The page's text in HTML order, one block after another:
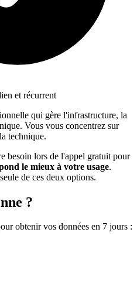
et récurrent
qui gère l'infrastructure, la
Vous vous concentrez sur
technique.
besoin lors de l'appel gratuit pour
le mieux à votre usage.
de ces deux options.
?
obtenir vos données en 7 jours :